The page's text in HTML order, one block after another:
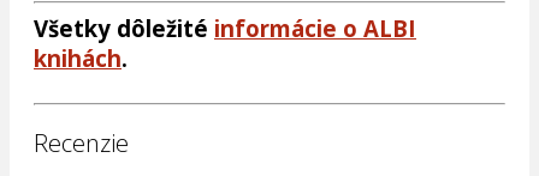
Všetky dôležité informácie o ALBI
knihách.
Recenzie